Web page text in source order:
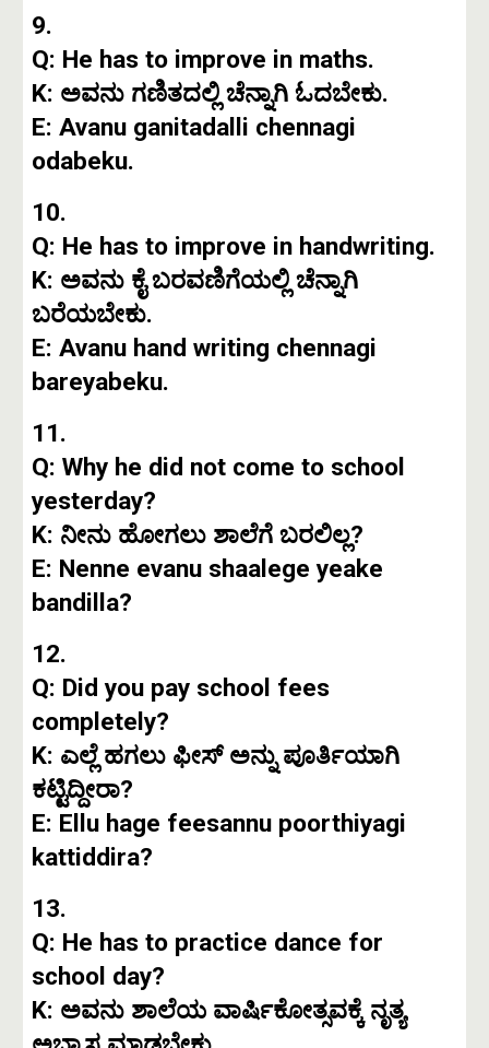
9.
Q: He has to improve in maths.
K: ಅವನು ಗಣಿತದಲ್ಲಿ ಚೆನ್ನಾಗಿ ಓದಬೇಕು.
E: Avanu ganitadalli chennagi
odabeku.
10.
Q: He has to improve in handwriting.
K: ಅವನು ಕೈ ಬರವಣಿಗೆಯಲ್ಲಿ ಚೆನ್ನಾಗಿ
ಬರೆಯಬೇಕು.
E: Avanu hand writing chennagi
bareyabeku.
11.
Q: Why he did not come to school
yesterday?
K: ನೀನು ಹೋಗಲು ಶಾಲೆಗೆ ಬರಲಿಲ್ಲ?
E: Nenne evanu shaalege yeake
bandilla?
12.
Q: Did you pay school fees
completely?
K: ಎಲ್ಲೆ ಹಗಲು ಫೀಸ್ ಅನ್ನು ಪೂರ್ತಿಯಾಗಿ
ಕಟ್ಟಿದ್ದೀರಾ?
E: Ellu hage feesannu poorthiyagi
kattiddira?
13.
Q: He has to practice dance for
school day?
K: ಅವನು ಶಾಲೆಯ ವಾರ್ಷಿಕೋತ್ಸವಕ್ಕೆ ನೃತ್ಯ